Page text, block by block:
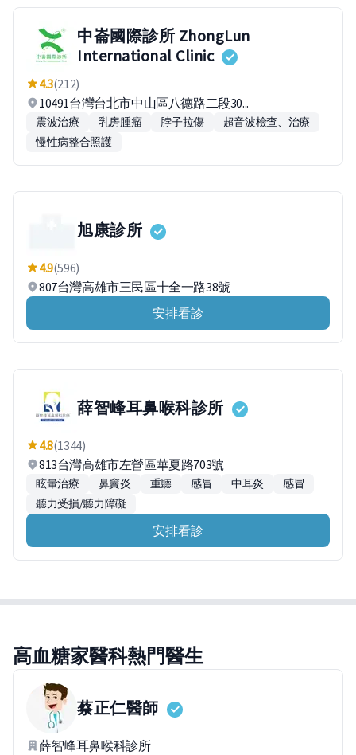
中崙國際診所 ZhongLun
International Clinic
4.3(212)
10491台灣台北市中山區八德路二段30...
震波治療 乳房腫瘤 脖子拉傷
超音波檢查、治療
慢性病整合照護
旭康診所
4.9(596)
807台灣高雄市三民區十全一路38號
安排看診
薛智峰耳鼻喉科診所
4.8(1344)
813台灣高雄市左營區華夏路703號
眩暈治療 鼻竇炎 重聽 感冒 中耳炎
感冒
聽力受損/聽力障礙
安排看診
高血糖家醫科熱門醫生
蔡正仁醫師
薛智峰耳鼻喉科診所